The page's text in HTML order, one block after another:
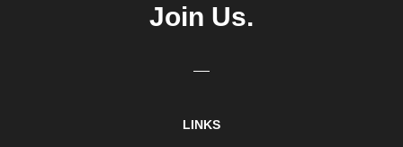
Join Us.
LINKS